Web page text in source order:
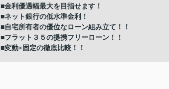
■金利優遇幅最大を目指せます！
■ネット銀行の低水準金利！
■自宅所有者の優位なローン組み立て！！
■フラット３５の提携フリーローン！！
■変動×固定の徹底比較！！